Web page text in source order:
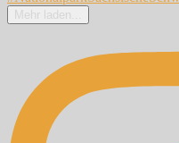
Mehr laden...